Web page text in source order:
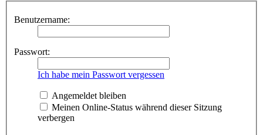
Benutzername:
Passwort:
Ich habe mein Passwort vergessen
Angemeldet bleiben
Meinen Online-Status während dieser Sitzung
verbergen